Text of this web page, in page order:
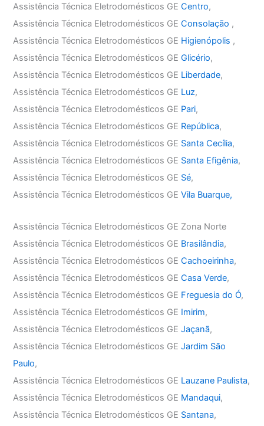
Assistência Técnica Eletrodomésticos GECentro,
Assistência Técnica Eletrodomésticos GEConsolação ,
Assistência Técnica Eletrodomésticos GE Higienópolis ,
Assistência Técnica Eletrodomésticos GEGlicério,
Assistência Técnica Eletrodomésticos GE Liberdade,
Assistência Técnica Eletrodomésticos GE Luz,
Assistência Técnica Eletrodomésticos GE Pari,
Assistência Técnica Eletrodomésticos GE República,
Assistência Técnica Eletrodomésticos GE Santa Cecília,
Assistência Técnica Eletrodomésticos GE Santa Efigênia,
Assistência Técnica Eletrodomésticos GE Sé,
Assistência Técnica Eletrodomésticos GEVila Buarque,
Assistência Técnica Eletrodomésticos GE Zona Norte
Assistência Técnica Eletrodomésticos GE Brasilândia,
Assistência Técnica Eletrodomésticos GECachoeirinha,
Assistência Técnica Eletrodomésticos GECasa Verde,
Assistência Técnica Eletrodomésticos GE Freguesia do Ó,
Assistência Técnica Eletrodomésticos GE Imirim,
Assistência Técnica Eletrodomésticos GEJaçanã,
Assistência Técnica Eletrodomésticos GEJardim São
Paulo,
Assistência Técnica Eletrodomésticos GE Lauzane Paulista,
Assistência Técnica Eletrodomésticos GE Mandaqui,
Assistência Técnica Eletrodomésticos GE Santana,